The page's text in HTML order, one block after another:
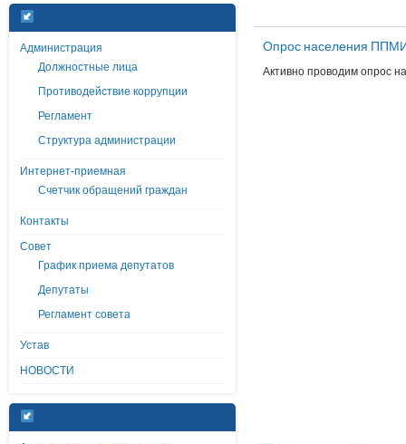
Администрация
Должностные лица
Противодействие коррупции
Регламент
Структура администрации
Интернет-приемная
Счетчик обращений граждан
Контакты
Совет
График приема депутатов
Депутаты
Регламент совета
Устав
НОВОСТИ
Опрос населения
Активно проводим опрос